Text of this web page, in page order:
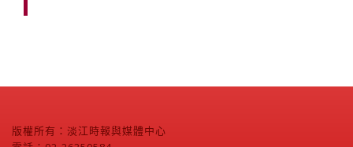
版權所有：淡江時報與媒體中心